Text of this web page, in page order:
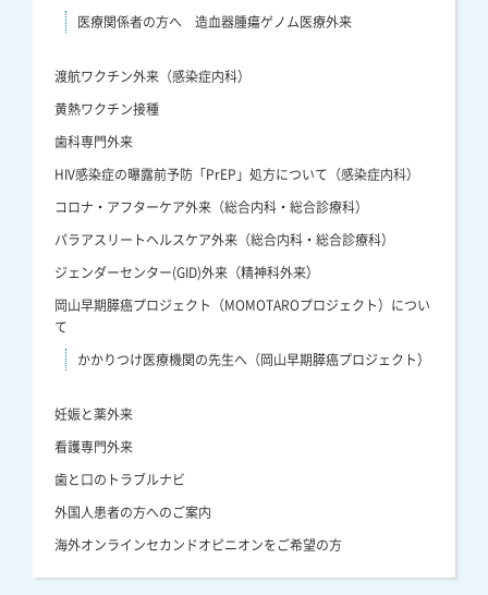
医療関係者の方へ 造血器腫瘍ゲノム医療外来
渡航ワクチン外来（感染症内科）
黄熱ワクチン接種
歯科専門外来
HIV感染症の曝露前予防「PrEP」処方について（感染症内科）
コロナ・アフターケア外来（総合内科・総合診療科）
パラアスリートヘルスケア外来（総合内科・総合診療科）
ジェンダーセンター(GID)外来（精神科外来）
岡山早期膵癌プロジェクト（MOMOTAROプロジェクト）につい
て
かかりつけ医療機関の先生へ（岡山早期膵癌プロジェクト）
妊娠と薬外来
看護専門外来
歯と口のトラブルナビ
外国人患者の方へのご案内
海外オンラインセカンドオピニオンをご希望の方